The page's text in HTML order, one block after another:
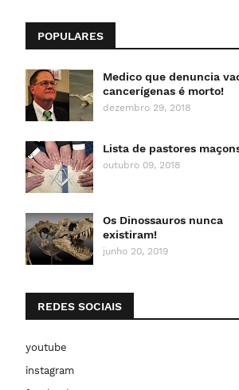
POPULARES
Medico que denuncia
cancerígenas é morto!
dezembro 29, 2018
Lista de pastores
outubro 09, 2018
Os Dinossauros nunca
existiram!
junho 20, 2019
REDES SOCIAIS
youtube
instagram